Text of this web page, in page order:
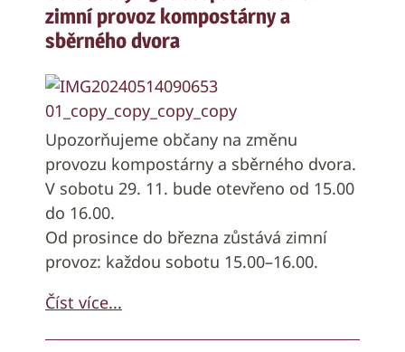
zimní provoz kompostárny a
sběrného dvora
Upozorňujeme občany na změnu
provozu kompostárny a sběrného dvora.
V sobotu 29. 11. bude otevřeno od 15.00
do 16.00.
Od prosince do března zůstává zimní
provoz: každou sobotu 15.00–16.00.
Číst více...